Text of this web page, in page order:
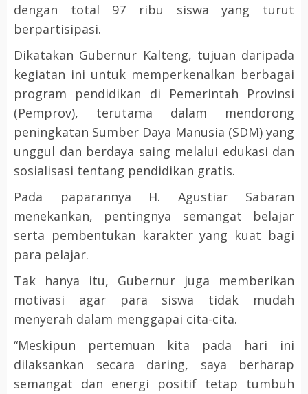
dengan total 97 ribu siswa yang turut
berpartisipasi.
Dikatakan Gubernur Kalteng, tujuan daripada
kegiatan ini untuk memperkenalkan berbagai
program pendidikan di Pemerintah Provinsi
(Pemprov), terutama dalam mendorong
peningkatan Sumber Daya Manusia (SDM) yang
unggul dan berdaya saing melalui edukasi dan
sosialisasi tentang pendidikan gratis.
Pada paparannya H. Agustiar Sabaran
menekankan, pentingnya semangat belajar
serta pembentukan karakter yang kuat bagi
para pelajar.
Tak hanya itu, Gubernur juga memberikan
motivasi agar para siswa tidak mudah
menyerah dalam menggapai cita-cita.
“Meskipun pertemuan kita pada hari ini
dilaksankan secara daring, saya berharap
semangat dan energi positif tetap tumbuh